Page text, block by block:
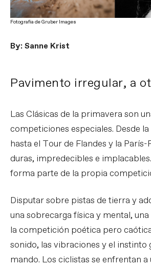
Fotografía de Gruber Images
By: Sanne Krist
Pavimento irregular, a
Las Clásicas de la primavera son
competiciones especiales. Desde
hasta el Tour de Flandes y la París-
duras, impredecibles e
forma parte de la propia
Disputar sobre pistas de tierra y
una sobrecarga física y mental,
la competición poética pero
sonido, las vibraciones y el instinto
mando. Los ciclistas se enfrentan a